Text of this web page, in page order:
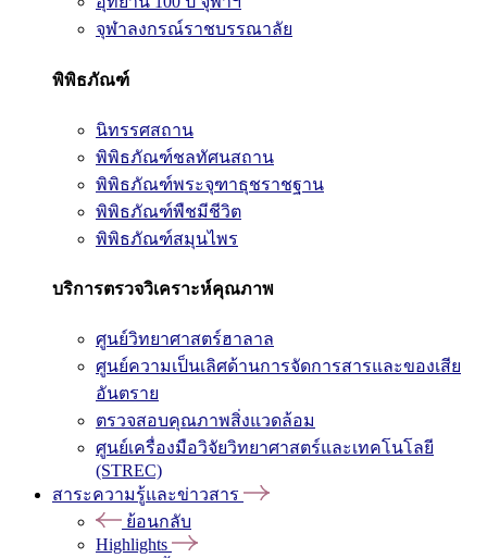
จุฬาลงกรณ์ราชบรรณาลัย
พิพิธภัณฑ์
นิทรรศสถาน
พิพิธภัณฑ์ชลทัศนสถาน
พิพิธภัณฑ์พระจุฑาธุชราชฐาน
พิพิธภัณฑ์พืชมีชีวิต
พิพิธภัณฑ์สมุนไพร
บริการตรวจวิเคราะห์คุณภาพ
ศูนย์วิทยาศาสตร์ฮาลาล
ศูนย์ความเป็นเลิศด้านการจัดการสารและของเสีย
อันตราย
ตรวจสอบคุณภาพสิ่งแวดล้อม
ศูนย์เครื่องมือวิจัยวิทยาศาสตร์และเทคโนโลยี
(STREC)
สาระความรู้และข่าวสาร
ย้อนกลับ
Highlights